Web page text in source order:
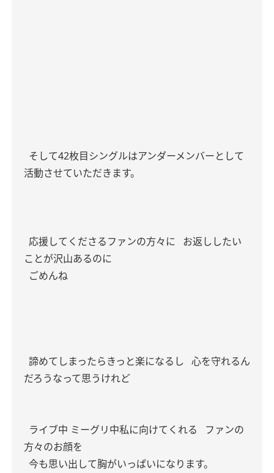
そして42枚目シングルはアンダーメンバーとして
活動させていただきます。
応援してくださるファンの方々に
お返ししたい
ことが沢山あるのに
ごめんね
諦めてしまったらきっと楽になるし 心を守れるん
だろうなって思うけれど
ライブ中 ミーグリ中私に向けてくれる
ファンの
方々のお顔を
今も思い出して胸がいっぱいになります。